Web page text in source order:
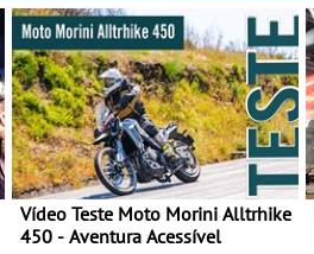
Vídeo Teste Moto Morini Alltrhike
450 - Aventura Acessível